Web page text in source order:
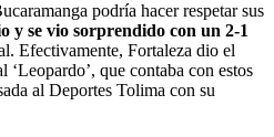
podría hacer respetar sus
y se vio sorprendido con un 2-1
Efectivamente, Fortaleza dio el
‘Leopardo’, que contaba con estos
al Deportes Tolima con su